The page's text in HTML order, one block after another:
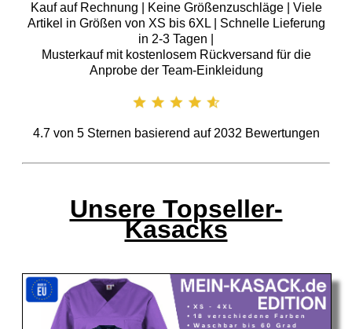
Kauf auf Rechnung | Keine Größenzuschläge | Viele
Artikel in Größen von XS bis 6XL | Schnelle Lieferung
in 2-3 Tagen |
Musterkauf mit kostenlosem Rückversand für die
Anprobe der Team-Einkleidung
4.7von 5Sternen basierend auf 2032 Bewertungen
Unsere Topseller-
Kasacks